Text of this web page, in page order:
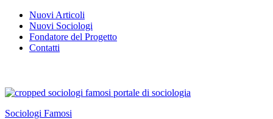
Nuovi Articoli
Nuovi Sociologi
Fondatore del Progetto
Contatti
Sociologi Famosi